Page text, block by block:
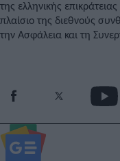
της ελληνικής
πλαίσιο της διεθνούς
την Ασφάλεια και τη